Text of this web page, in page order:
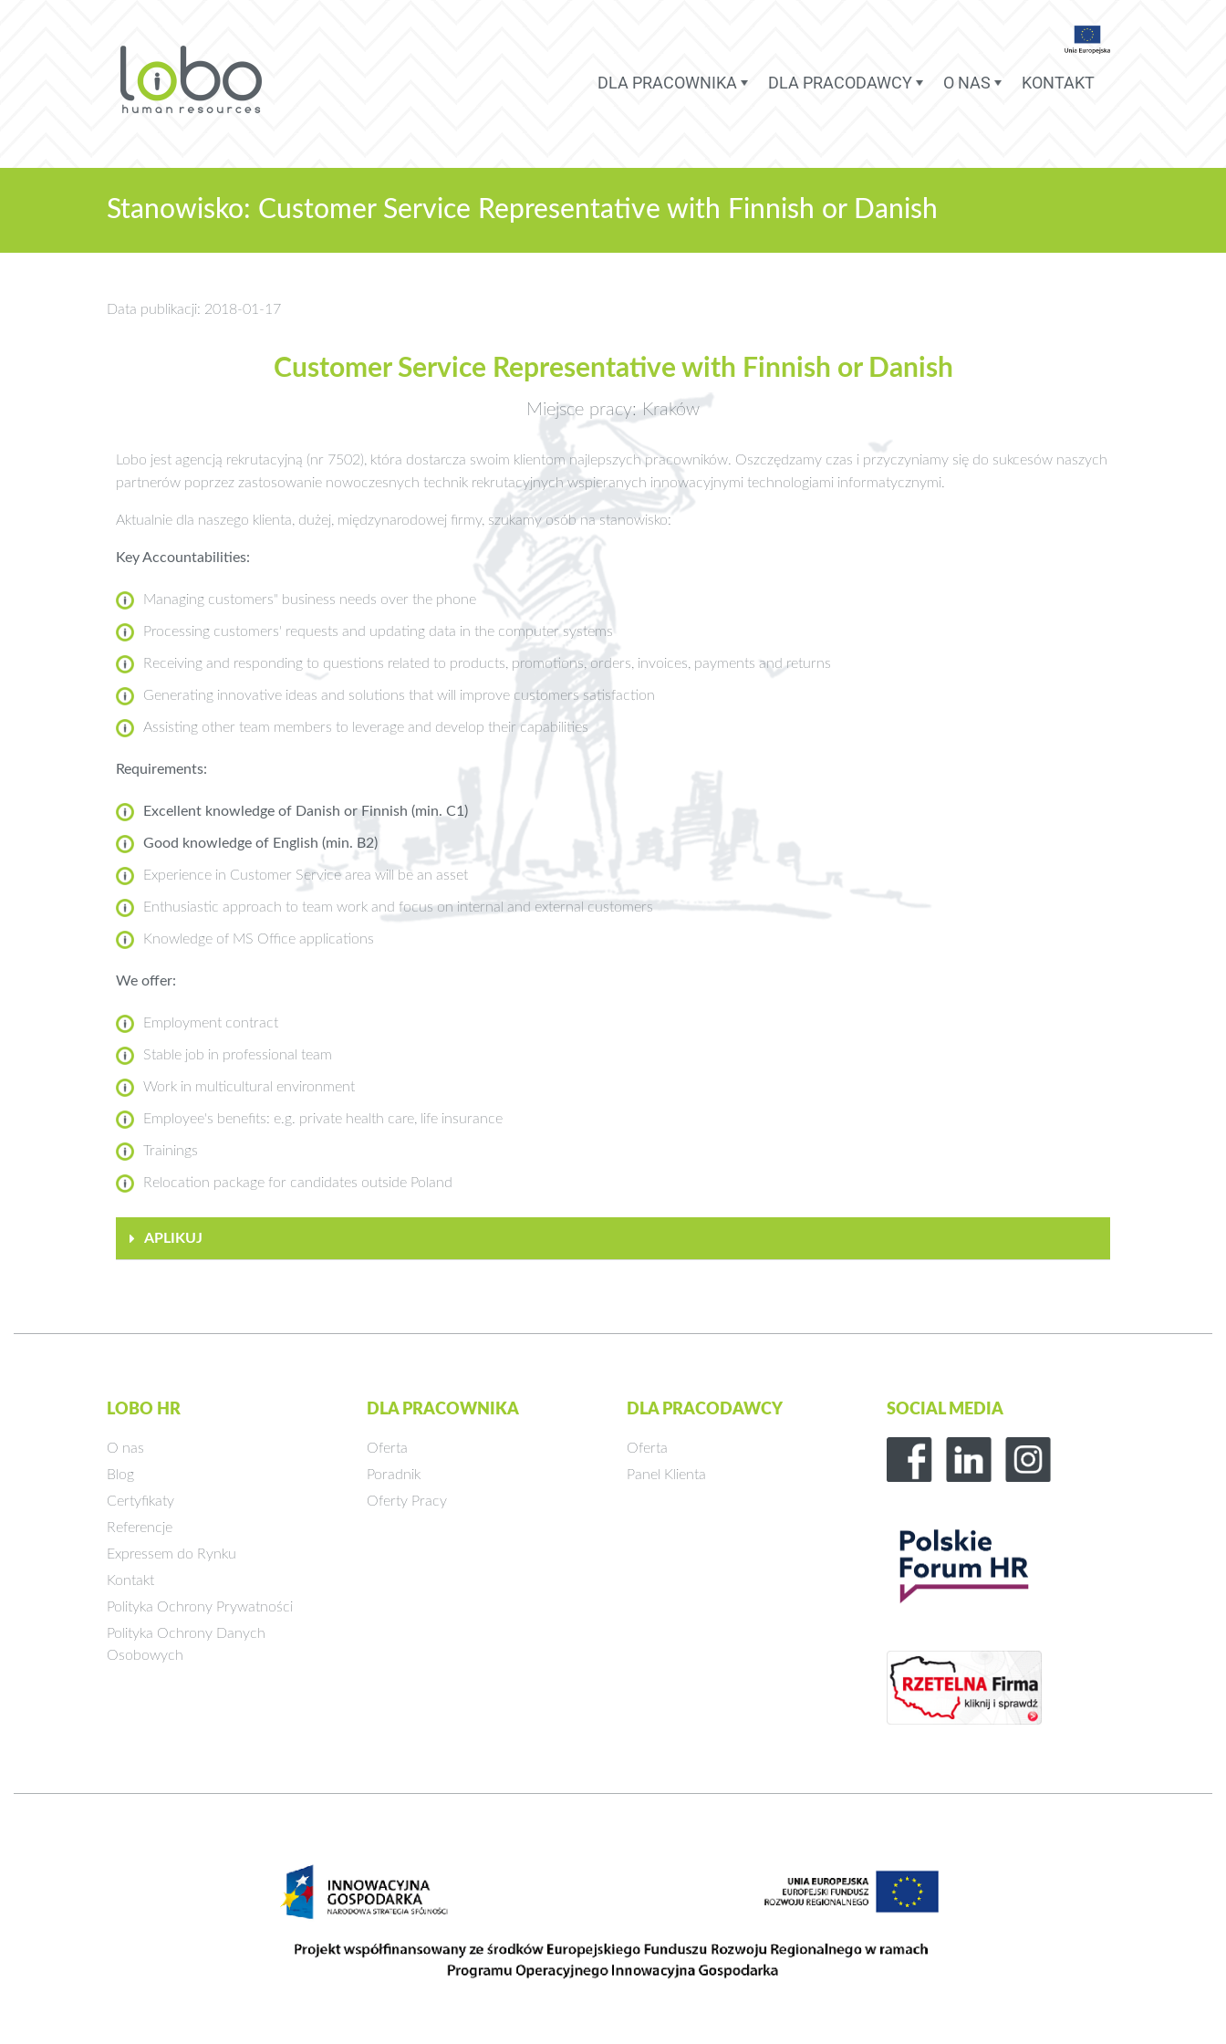
DLA PRACOWNIKA DLA PRACODAWCY O NAS KONTAKT
Stanowisko: Customer Service Representative with Finnish or Danish
Data publikacji: 2018-01-17
Customer Service Representative with Finnish or Danish
Miejsce pracy: Kraków
Lobo jest agencją rekrutacyjną (nr 7502), która dostarcza swoim klientom najlepszych pracowników. Oszczędzamy czas i przyczyniamy się do sukcesów naszych
partnerów poprzez zastosowanie nowoczesnych technik rekrutacyjnych wspieranych innowacyjnymi technologiami informatycznymi.
Aktualnie dla naszego klienta, dużej, międzynarodowej firmy, szukamy osób na stanowisko:
Key Accountabilities:
Managing customers" business needs over the phone
Processing customers' requests and updating data in the computer systems
Receiving and responding to questions related to products, promotions, orders, invoices, payments and returns
Generating innovative ideas and solutions that will improve customers satisfaction
Assisting other team members to leverage and develop their capabilities
Requirements:
Excellent knowledge of Danish or Finnish (min. C1)
Good knowledge of English (min. B2)
Experience in Customer Service area will be an asset
Enthusiastic approach to team work and focus on internal and external customers
Knowledge of MS Office applications
We offer:
Employment contract
Stable job in professional team
Work in multicultural environment
Employee's benefits: e.g. private health care, life insurance
Trainings
Relocation package for candidates outside Poland
APLIKUJ
LOBO HR
O nas
Blog
Certyfikaty
Referencje
Expressem do Rynku
Kontakt
Polityka Ochrony Prywatności
Polityka Ochrony Danych
Osobowych
DLA PRACOWNIKA
Oferta
Poradnik
Oferty Pracy
DLA PRACODAWCY
Oferta
Panel Klienta
SOCIAL MEDIA